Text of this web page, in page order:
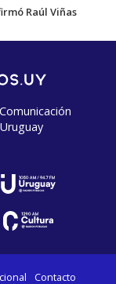
Raúl Viñas
Contacto